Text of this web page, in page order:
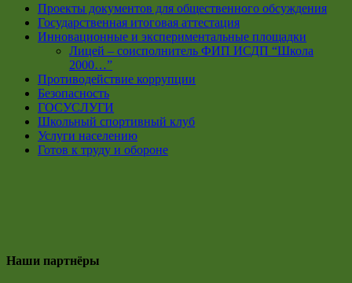
Проекты документов для общественного обсуждения
Государственная итоговая аттестация
Инновационные и экспериментальные площадки
Лицей – соисполнитель ФИП ИСДП “Школа
2000…”
Противодействие коррупции
Безопасность
ГОСУСЛУГИ
Школьный спортивный клуб
Услуги населению
Готов к труду и обороне
Наши партнёры